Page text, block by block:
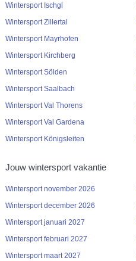
Wintersport Ischgl
Wintersport Zillertal
Wintersport Mayrhofen
Wintersport Kirchberg
Wintersport Sölden
Wintersport Saalbach
Wintersport Val Thorens
Wintersport Val Gardena
Wintersport Königsleiten
Jouw wintersport vakantie
Wintersport november 2026
Wintersport december 2026
Wintersport januari 2027
Wintersport februari 2027
Wintersport maart 2027